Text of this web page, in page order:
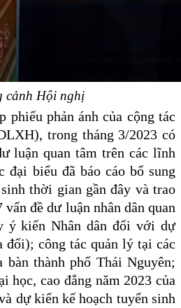
cảnh Hội nghị
phiếu phản ánh của cộng tác
trong tháng 3/2023 có
luận quan tâm trên các lĩnh
đại biểu đã báo cáo bổ sung
thời gian gần đây và trao
đề dư luận nhân dân quan
ý kiến Nhân dân đối với dự
đổi); công tác quản lý tại các
thành phố Thái Nguyên;
học, cao đẳng năm 2023 của
dự kiến kế hoạch tuyển sinh